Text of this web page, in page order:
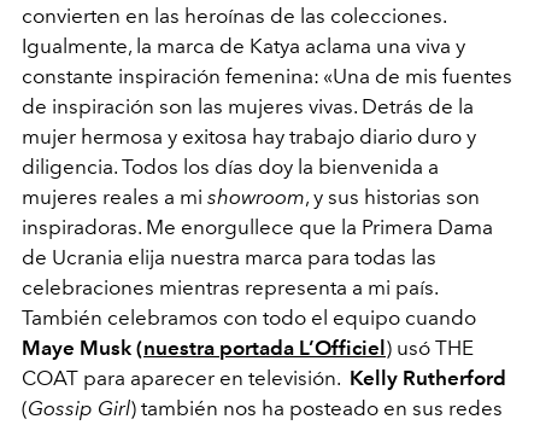
convierten en las heroínas de las colecciones.
Igualmente, la marca de Katya aclama una viva y
constante inspiración femenina: «Una de mis fuentes
de inspiración son las mujeres vivas. Detrás de la
mujer hermosa y exitosa hay trabajo diario duro y
diligencia. Todos los días doy la bienvenida a
mujeres reales a mi showroom, y sus historias son
inspiradoras. Me enorgullece que la Primera Dama
de Ucrania elija nuestra marca para todas las
celebraciones mientras representa a mi país.
También celebramos con todo el equipo cuando
Maye Musk (nuestra portada L’Officiel ) usó THE
COAT para aparecer en televisión. Kelly Rutherford
(Gossip Girl) también nos ha posteado en sus redes